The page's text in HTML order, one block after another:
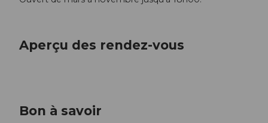
Aperçu des rendez-vous
Bon à savoir